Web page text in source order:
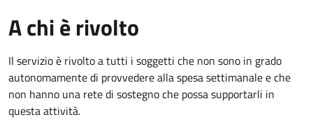
A chi è rivolto
Il servizio è rivolto a tutti i soggetti che non sono in grado
autonomamente di provvedere alla spesa settimanale e che
non hanno una rete di sostegno che possa supportarli in
questa attività.